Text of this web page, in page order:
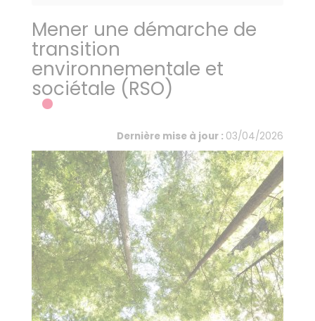
Mener une démarche de
transition
environnementale et
sociétale (RSO)
Dernière mise à jour : 03/04/2026